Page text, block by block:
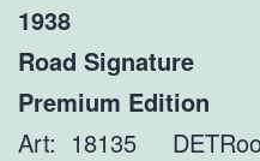
1938
Road Signature
Premium Edition
Art: 18135